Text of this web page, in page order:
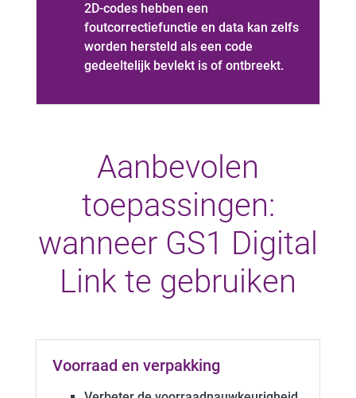
2D-codes hebben een
foutcorrectiefunctie en data kan zelfs
worden hersteld als een code
gedeeltelijk bevlekt is of ontbreekt.
Aanbevolen
toepassingen:
wanneer GS1 Digital
Link te gebruiken
Voorraad en verpakking